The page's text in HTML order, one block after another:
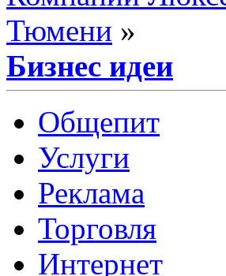
Тюмени »
Бизнес идеи
Общепит
Услуги
Реклама
Торговля
Интернет